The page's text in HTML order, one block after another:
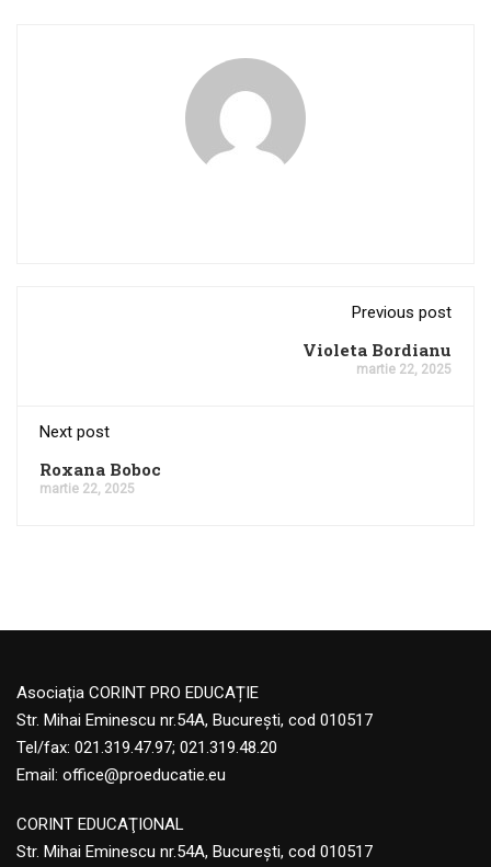
Previous post
Violeta Bordianu
martie 22, 2025
Next post
Roxana Boboc
martie 22, 2025
Asociația CORINT PRO EDUCAȚIE
Str. Mihai Eminescu nr.54A, București, cod 010517
Tel/fax: 021.319.47.97; 021.319.48.20
Email: office@proeducatie.eu
CORINT EDUCAŢIONAL
Str. Mihai Eminescu nr.54A, Bucureşti, cod 010517